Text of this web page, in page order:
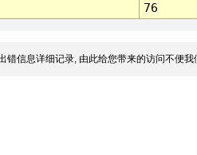
76
错信息详细记录, 由此给您带来的访问不便我